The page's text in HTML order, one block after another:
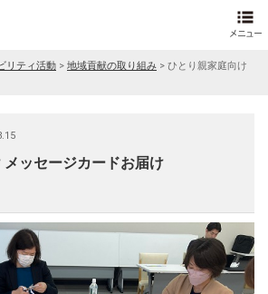
リティ活動 > 地域貢献の取り組み > ひとり親家庭向け
ッセージカードお届け